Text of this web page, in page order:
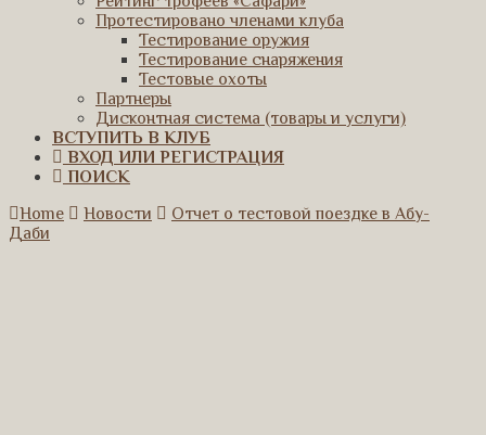
Протестировано членами клуба
Тестирование оружия
Тестирование снаряжения
Тестовые охоты
Партнеры
Дисконтная система (товары и услуги)
ВСТУПИТЬ В КЛУБ
ВХОД ИЛИ РЕГИСТРАЦИЯ
ПОИСК
Home
Новости
Отчет о тестовой поездке в Абу-
Даби